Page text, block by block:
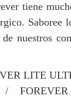
tiene
Saboree
nuestros
LITE
FOREVER